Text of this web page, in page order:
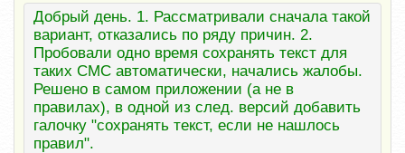
Добрый день. 1. Рассматривали сначала такой
вариант, отказались по ряду причин. 2.
Пробовали одно время сохранять текст для
таких СМС автоматически, начались жалобы.
Решено в самом приложении (а не в
правилах), в одной из след. версий добавить
галочку "сохранять текст, если не нашлось
правил".